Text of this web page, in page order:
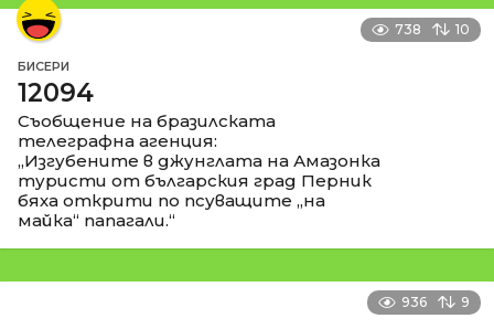
738 10
БИСЕРИ
12094
Съобщение на бразилската
телеграфна агенция:
„Изгубените в джунглата на Амазонка
туристи от българския град Перник
бяха открити по псуващите „на
майка“ папагали.“
936 9